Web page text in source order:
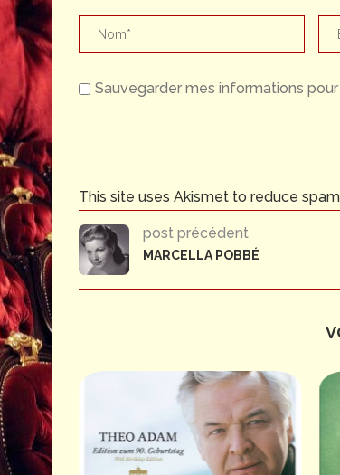
Sauvegarder mes informations
This site uses Akismet to reduce
post précédent
MARCELLA POBBÉ